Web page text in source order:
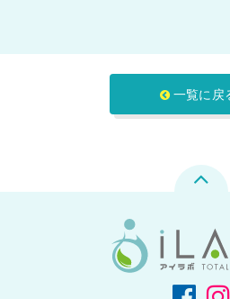
一覧に戻